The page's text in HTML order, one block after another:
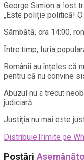
George Simion a fost
„Este poliție politică!
Sâmbătă, ora 14:00,
Între timp, furia
Românii au înțeles că
pentru că nu convine
Abuzul nu a trecut
judiciară.
Justiția nu mai este
DistribuieTrimite pe
Postări